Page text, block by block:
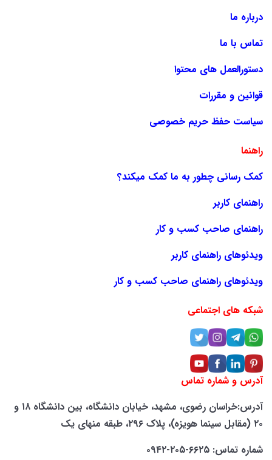
درباره ما
تماس با ما
دستورالعمل های محتوا
قوانین و مقررات
سیاست حفظ حریم خصوصی
راهنما
کمک رسانی چطور به ما کمک میکند؟
راهنمای کاربر
راهنمای صاحب کسب و کار
ویدئوهای راهنمای کاربر
ویدئوهای راهنمای صاحب کسب و کار
شبکه های اجتماعی
آدرس و شماره تماس
آدرس:خراسان رضوی، مشهد، خیابان دانشگاه، بین دانشگاه ۱۸ و
۲۰ (مقابل سینما هویزه)، پلاک ۲۹۶، طبقه منهای یک
شماره تماس: ۶۶۲۵-۲۰۵-۰۹۴۲